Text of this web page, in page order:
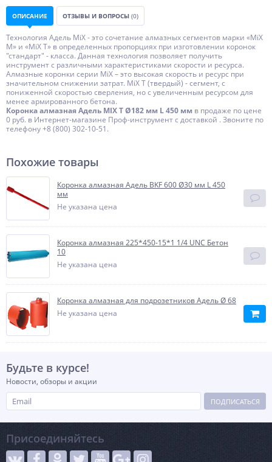
ОПИСАНИЕ ОТЗЫВЫ И ВОПРОСЫ (0)
Технология Адель MiX - это сочетание алмазных сегментов марки «MiX
М» и «MiX Т» в определенных пропорциях при изготовлении коронок
"стандарт" - класса. Данная технология позволяет получить
инструмент с различными характеристиками скорости и ресурса.
Алмазные коронки серии MiX – это высокая скорость и ресурс при
значительном снижении затрат. МiX Т (твердый) - сегмент, с
пониженной скоростью сверления, но с увеличенным ресурсом для
менее армированного бетона.
Коронка алмазная Адель MIX T Ø182 мм L 450 мм в продаже по цене
0 руб. в Интернет-магазине Проф-инструмент с доставкой . Звоните по
телефону +8 (800) 302-10-51.
Похожие товары
Коронка алмазная Адель BKF 600 Ø30 мм L 450
мм
Не указана цена
Коронка алмазная 225*450-15*1 1/4 UNC Бетон
10
Не указана цена
Коронка алмазная для подрозетников Адель Ø 68
Не указана цена
Будьте в курсе!
Новости, обзоры и акции
ПОДПИСАТЬСЯ
Присоединяйтесь